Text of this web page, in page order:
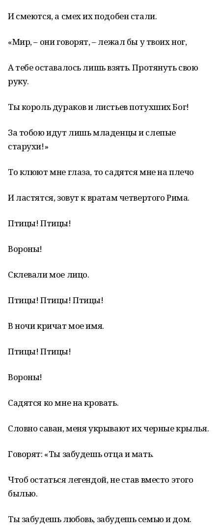
И смеются, а смех их подобен стали.
«Мир, – они говорят, – лежал бы у твоих ног,
А тебе оставалось лишь взять. Протянуть свою
руку.
Ты король дураков и листьев потухших Бог!
За тобою идут лишь младенцы и слепые
старухи!»
То клюют мне глаза, то садятся мне на плечо
И ластятся, зовут к вратам четвертого Рима.
Птицы! Птицы!
Вороны!
Склевали мое лицо.
Птицы! Птицы! Птицы!
В ночи кричат мое имя.
Птицы! Птицы!
Вороны!
Садятся ко мне на кровать.
Словно саван, меня укрывают их черные крылья.
Говорят: «Ты забудешь отца и мать.
Чтоб остаться легендой, не став вместо этого
былью.
Ты забудешь любовь, забудешь семью и дом.